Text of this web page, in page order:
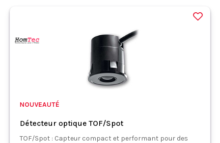
NOUVEAUTÉ
Détecteur optique TOF/Spot
TOF/Spot : Capteur compact et performant pour des